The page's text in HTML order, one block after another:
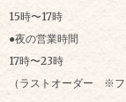
15時〜17時
●夜の営業時間
17時〜23時
（ラストオーダー ※